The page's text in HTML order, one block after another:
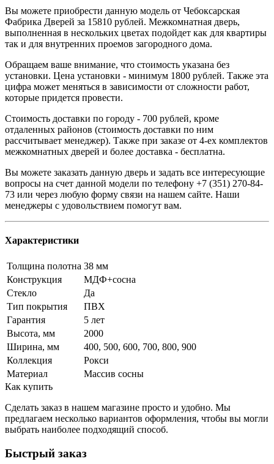
Вы можете приобрести данную модель от Чебоксарская
Фабрика Дверей за 15810 рублей. Межкомнатная дверь,
выполненная в нескольких цветах подойдет как для квартиры
так и для внутренних проемов загородного дома.
Обращаем ваше внимание, что стоимость указана без
установки. Цена установки - минимум 1800 рублей. Также эта
цифра может меняться в зависимости от сложности работ,
которые придется провести.
Стоимость доставки по городу - 700 рублей, кроме
отдаленных районов (стоимость доставки по ним
рассчитывает менеджер). Также при заказе от 4-ех комплектов
межкомнатных дверей и более доставка - бесплатна.
Вы можете заказать данную дверь и задать все интересующие
вопросы на счет данной модели по телефону +7 (351) 270-84-
73 или через любую форму связи на нашем сайте. Наши
менеджеры с удовольствием помогут вам.
Характеристики
Толщина полотна 38 мм
Конструкция
МДФ+сосна
Стекло
Да
Тип покрытия
ПВХ
Гарантия
5 лет
Высота, мм
2000
Ширина, мм
400, 500, 600, 700, 800, 900
Коллекция
Рокси
Материал
Массив сосны
Как купить
Сделать заказ в нашем магазине просто и удобно. Мы
предлагаем несколько вариантов оформления, чтобы вы могли
выбрать наиболее подходящий способ.
Быстрый заказ